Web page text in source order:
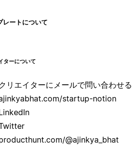
レートについて
ターについて
クリエイターにメールで問い合わせる
startup-notion
@ajinkya_bhat